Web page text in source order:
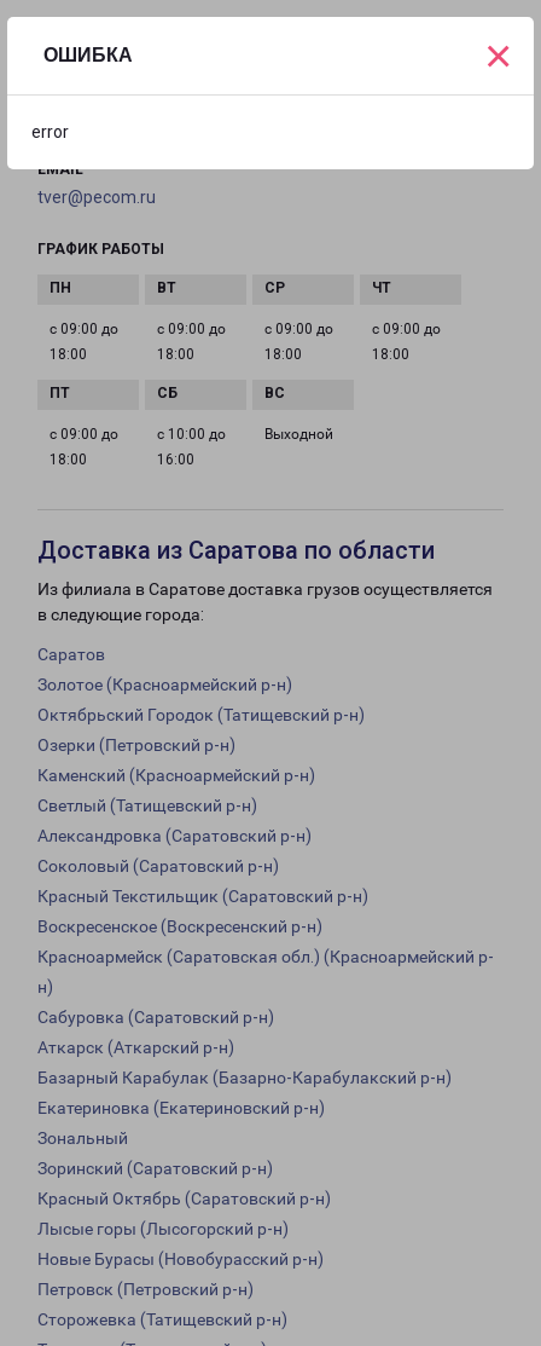
ОШИБКА
error
×
EMAIL
tver@pecom.ru
ГРАФИК РАБОТЫ
с 09:00 до
18:00
с 09:00 до
18:00
с 09:00 до
18:00
с 09:00 до
18:00
с 09:00 до
18:00
с 10:00 до
16:00
Выходной
Доставка из Саратова по области
Из филиала в Саратове доставка грузов осуществляется
в следующие города:
Саратов
Золотое (Красноармейский р-н)
Октябрьский Городок (Татищевский р-н)
Озерки (Петровский р-н)
Каменский (Красноармейский р-н)
Светлый (Татищевский р-н)
Александровка (Саратовский р-н)
Соколовый (Саратовский р-н)
Красный Текстильщик (Саратовский р-н)
Воскресенское (Воскресенский р-н)
Красноармейск (Саратовская обл.) (Красноармейский р-
н)
Сабуровка (Саратовский р-н)
Аткарск (Аткарский р-н)
Базарный Карабулак (Базарно-Карабулакский р-н)
Екатериновка (Екатериновский р-н)
Зональный
Зоринский (Саратовский р-н)
Красный Октябрь (Саратовский р-н)
Лысые горы (Лысогорский р-н)
Новые Бурасы (Новобурасский р-н)
Петровск (Петровский р-н)
Сторожевка (Татищевский р-н)